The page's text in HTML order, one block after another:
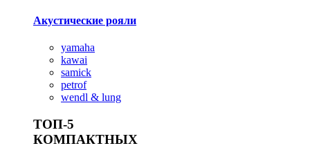
Акустические рояли
yamaha
kawai
samick
petrof
wendl & lung
ТОП-5
КОМПАКТНЫХ